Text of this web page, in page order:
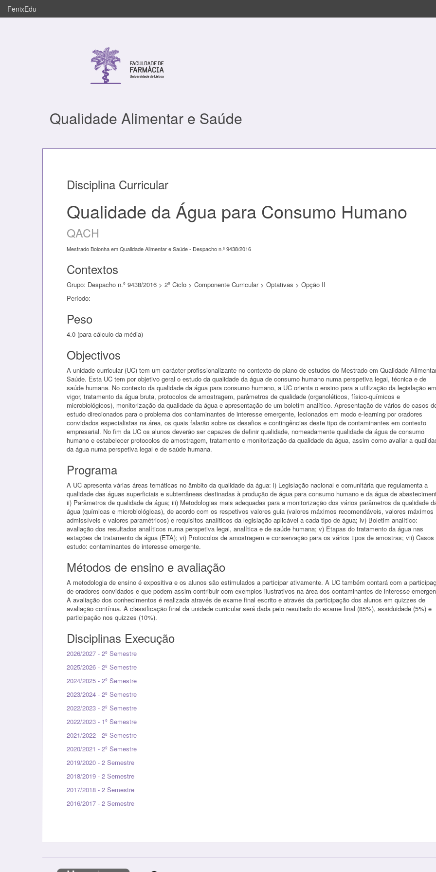
FenixEdu
Qualidade Alimentar e Saúde
Disciplina Curricular
Qualidade da Água para Consumo Humano
QACH
Mestrado Bolonha em Qualidade Alimentar e Saúde - Despacho n.º 9438/2016
Contextos
Grupo: Despacho n.º 9438/2016 > 2º Ciclo > Componente Curricular > Optativas > Opção II
Período:
Peso
4.0 (para cálculo da média)
Objectivos
A unidade curricular (UC) tem um carácter profissionalizante no contexto do plano de estudos do Mestrado em Qualidade
Saúde. Esta UC tem por objetivo geral o estudo da qualidade da água de consumo humano numa perspetiva legal, técnica e de
saúde humana. No contexto da qualidade da água para consumo humano, a UC orienta o ensino para a utilização da legislação em
vigor, tratamento da água bruta, protocolos de amostragem, parâmetros de qualidade (organoléticos, físico-químicos e
microbiológicos), monitorização da qualidade da água e apresentação de um boletim analítico. Apresentação de vários de casos
estudo direcionados para o problema dos contaminantes de interesse emergente, lecionados em modo e-learning por oradores
convidados especialistas na área, os quais falarão sobre os desafios e contingências deste tipo de contaminantes em contexto
empresarial. No fim da UC os alunos deverão ser capazes de definir qualidade, nomeadamente qualidade da água de consumo
humano e estabelecer protocolos de amostragem, tratamento e monitorização da qualidade da água, assim como avaliar a
da água numa perspetiva legal e de saúde humana.
Programa
A UC apresenta várias áreas temáticas no âmbito da qualidade da água: i) Legislação nacional e comunitária que regulamenta a
qualidade das águas superficiais e subterrâneas destinadas à produção de água para consumo humano e da água de
ii) Parâmetros de qualidade da água; iii) Metodologias mais adequadas para a monitorização dos vários parâmetros da qualidade
água (químicas e microbiológicas), de acordo com os respetivos valores guia (valores máximos recomendáveis, valores máximos
admissíveis e valores paramétricos) e requisitos analíticos da legislação aplicável a cada tipo de água; iv) Boletim analítico:
avaliação dos resultados analíticos numa perspetiva legal, analítica e de saúde humana; v) Etapas do tratamento da água nas
estações de tratamento da água (ETA); vi) Protocolos de amostragem e conservação para os vários tipos de amostras; vii) Casos
estudo: contaminantes de interesse emergente.
Métodos de ensino e avaliação
A metodologia de ensino é expositiva e os alunos são estimulados a participar ativamente. A UC também contará com a
de oradores convidados e que podem assim contribuir com exemplos ilustrativos na área dos contaminantes de interesse
A avaliação dos conhecimentos é realizada através de exame final escrito e através da participação dos alunos em quizzes de
avaliação contínua. A classificação final da unidade curricular será dada pelo resultado do exame final (85%), assiduidade (5%) e
participação nos quizzes (10%).
Disciplinas Execução
2026/2027 - 2º Semestre
2025/2026 - 2º Semestre
2024/2025 - 2º Semestre
2023/2024 - 2º Semestre
2022/2023 - 2º Semestre
2022/2023 - 1º Semestre
2021/2022 - 2º Semestre
2020/2021 - 2º Semestre
2019/2020 - 2 Semestre
2018/2019 - 2 Semestre
2017/2018 - 2 Semestre
2016/2017 - 2 Semestre